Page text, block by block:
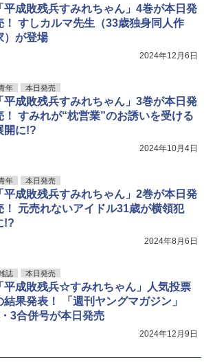
平成敗残兵すみれちゃん」4巻が本日発
！ すしカルマ先生（33歳独身同人作
）が登場
2024年12月6日
年 本日発売
平成敗残兵すみれちゃん」3巻が本日発
！ すみれが“枕営業”のお誘いを受ける
開に!?
2024年10月4日
年 本日発売
平成敗残兵すみれちゃん」2巻が本日発
！ 元売れないアイドル31歳が横領犯
!?
2024年8月6日
誌 本日発売
平成敗残兵☆すみれちゃん」人気投票
結果発表！ 「週刊ヤングマガジン」
3合併号が本日発売
2024年12月9日